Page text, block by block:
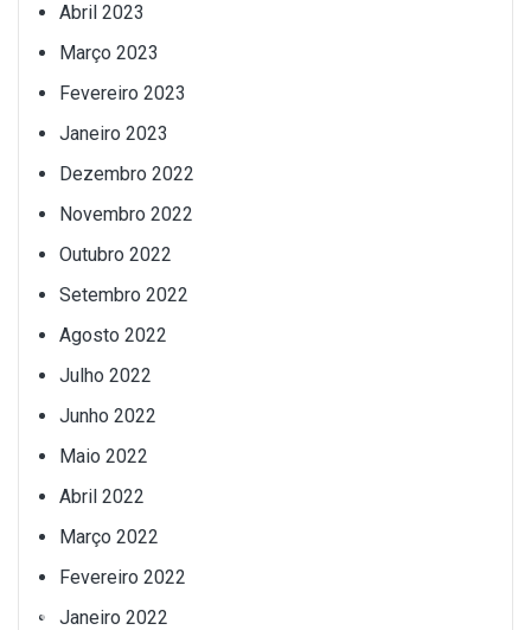
Abril 2023
Março 2023
Fevereiro 2023
Janeiro 2023
Dezembro 2022
Novembro 2022
Outubro 2022
Setembro 2022
Agosto 2022
Julho 2022
Junho 2022
Maio 2022
Abril 2022
Março 2022
Fevereiro 2022
Janeiro 2022